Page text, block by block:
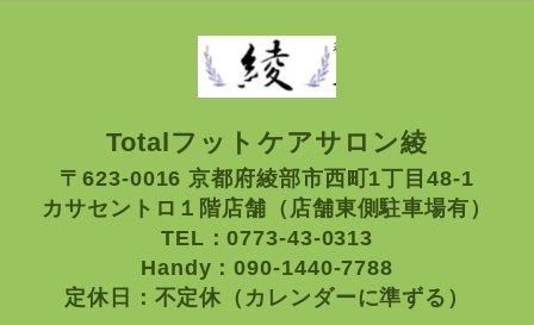
Totalフットケアサロン綾
〒623-0016 京都府綾部市西町1丁目48-1
カサセントロ１階店舗（店舗東側駐車場有）
TEL：0773-43-0313
Handy：090-1440-7788
定休日：不定休（カレンダーに準ずる）